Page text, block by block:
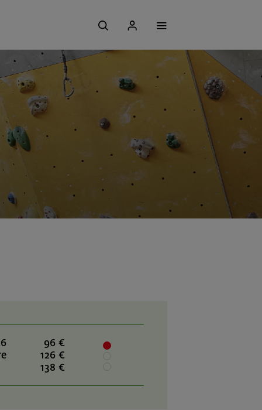
96 €
126 €
138 €